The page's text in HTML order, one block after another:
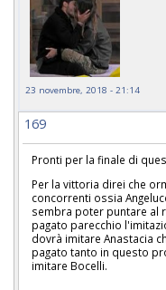
23 novembre, 2018 - 21:14
169
Pronti per la finale di
Per la vittoria direi che
concorrenti ossia
sembra poter puntare al
pagato parecchio
dovrà imitare Anastacia
pagato tanto in questo
imitare Bocelli.